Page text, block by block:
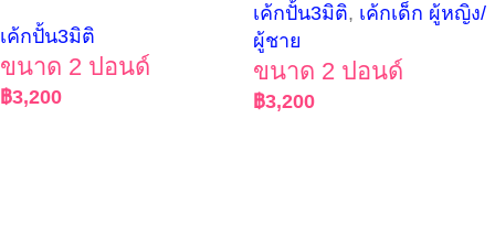
เค้กปั้น3มิติ
ขนาด 2 ปอนด์
฿3,200
เค้กปั้น3มิติ, เค้กเด็ก ผู้หญิง/
ผู้ชาย
ขนาด 2 ปอนด์
฿3,200